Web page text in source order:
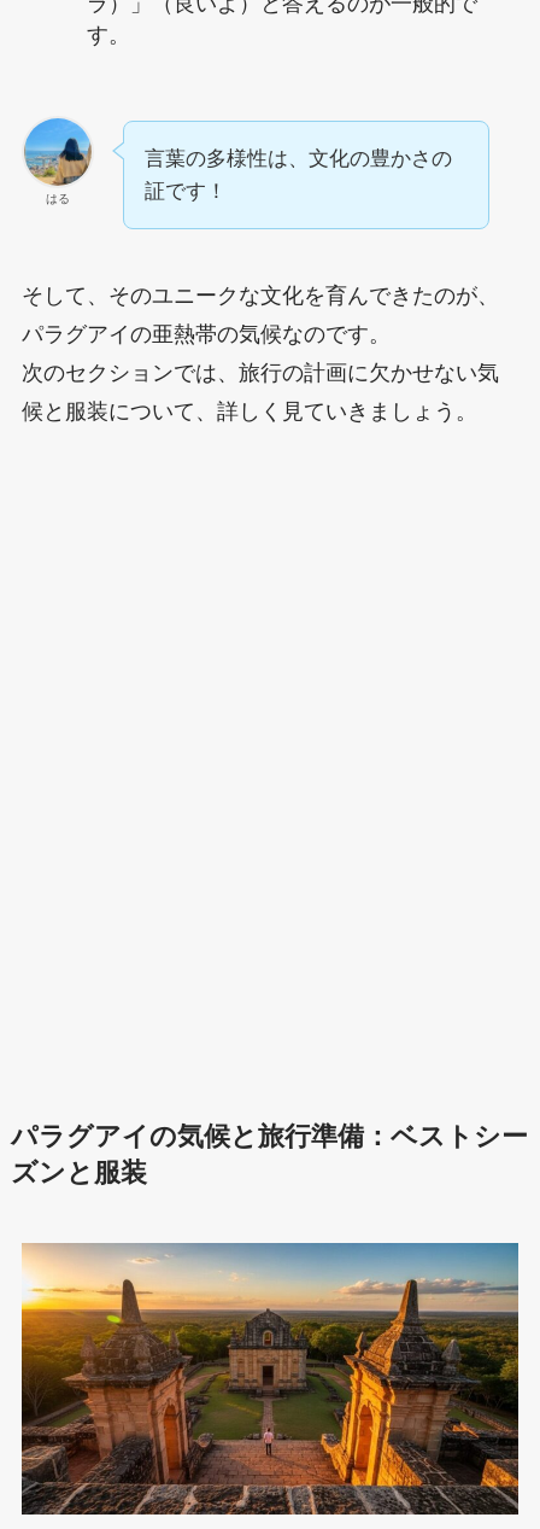
す。
はる
言葉の多様性は、文化の豊かさの
証です！
そして、そのユニークな文化を育んできたのが、
パラグアイの亜熱帯の気候なのです。
次のセクションでは、旅行の計画に欠かせない気
候と服装について、詳しく見ていきましょう。
パラグアイの気候と旅行準備：ベストシー
ズンと服装